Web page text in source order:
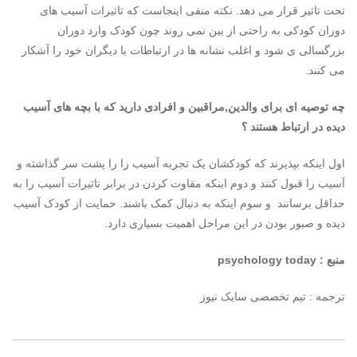
تحت تاثیر قرار می دهد. نکته منفی اینجاست که تاثیرات آسیب های
دوران کودکی به راحتی از بین نمی روند چون کودک وارد دوران
بزرگسالی ی شود و اغلب نشانه ها در ارتباطات با دیگران خود را آشکار
می کنند.
چه توصیه ای برای والدین,مراقبین و افرادی دارید که با بچه های آسیب
دیده در ارتباط هستند ؟
اول اینکه بپذیرند که کودکشان یک تجربه آسیب زا را پشت سر گذاشته و
آسیب را قبول کنند و دوم اینکه مقاوت کردن در برابر تاثیرات آسیب را به
حداقل برسانند و سوم اینکه به دنبال کمک باشند. حمایت از کودک آسیب
دیده و صبور بودن در این مراحل اهمیت بسیاری دارد.
منبع : psychology today
ترجمه : تیم تخصصی سایک نیوز